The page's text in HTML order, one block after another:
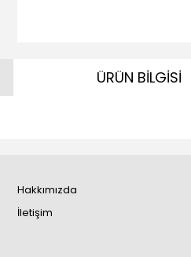
ÜRÜN BİLGİSİ
Hakkımızda
İletişim